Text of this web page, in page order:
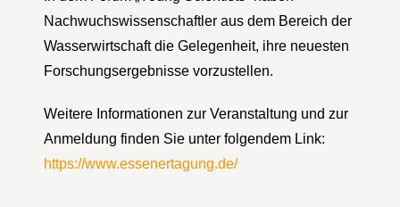
Nachwuchswissenschaftler aus dem Bereich der
Wasserwirtschaft die Gelegenheit, ihre neuesten
Forschungsergebnisse vorzustellen.
Weitere Informationen zur Veranstaltung und zur
Anmeldung finden Sie unter folgendem Link:
https://www.essenertagung.de/